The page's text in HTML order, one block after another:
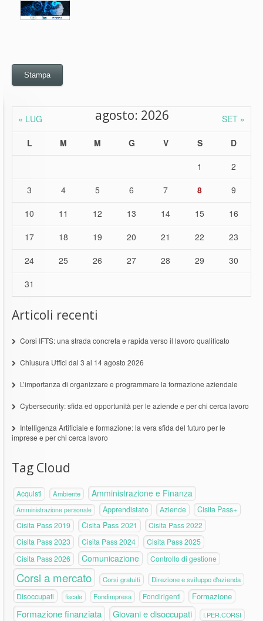
Stampa
« LUG SET »
agosto: 2026
L M M G V S
D
1
2
3
4 5 6 7 8
9
10
11 12 13 14 15
16
17
18 19 20 21 22
23
24
25 26 27 28 29
30
31
Articoli recenti
Corsi IFTS: una strada concreta e rapida verso il lavoro qualificato
Chiusura Uffici dal 3 al 14 agosto 2026
L’importanza di organizzare e programmare la formazione aziendale
Cybersecurity: sfida ed opportunità per le aziende e per chi cerca lavoro
Intelligenza Artificiale e formazione: la vera sfida del futuro per le
imprese e per chi cerca lavoro
Tag Cloud
Acquisti Ambiente Amministrazione e Finanza
Amministrazione personale Apprendistato Aziende
Cisita Pass+
Cisita Pass 2019
Cisita Pass 2021 Cisita Pass 2022
Cisita Pass 2023 Cisita Pass 2024
Cisita Pass 2025
Cisita Pass 2026
Comunicazione Controllo di gestione
Corsi a mercato Corsi gratuiti Direzione e sviluppo d'azienda
Disoccupati fiscale Fondimpresa Fondirigenti Formazione
Formazione finanziata Giovani e disoccupati I.PER.CORSI